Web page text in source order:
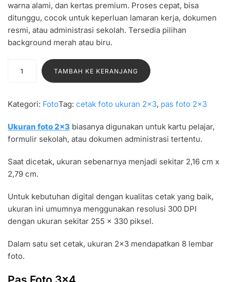
warna alami, dan kertas premium. Proses cepat, bisa
ditunggu, cocok untuk keperluan lamaran kerja, dokumen
resmi, atau administrasi sekolah. Tersedia pilihan
background merah atau biru.
n
i
t
s
S
t
u
S
t
P
a
TAMBAH KE KERANJANG
Kategori: FotoTag: cetak foto ukuran 2×3, pas foto 2×3
Ukuran foto 2×3 biasanya digunakan untuk kartu pelajar,
formulir sekolah, atau dokumen administrasi tertentu.
Saat dicetak, ukuran sebenarnya menjadi sekitar 2,16 cm x
2,79 cm.
Untuk kebutuhan digital dengan kualitas cetak yang baik,
ukuran ini umumnya menggunakan resolusi 300 DPI
dengan ukuran sekitar 255 x 330 piksel.
Dalam satu set cetak, ukuran 2×3 mendapatkan 8 lembar
foto.